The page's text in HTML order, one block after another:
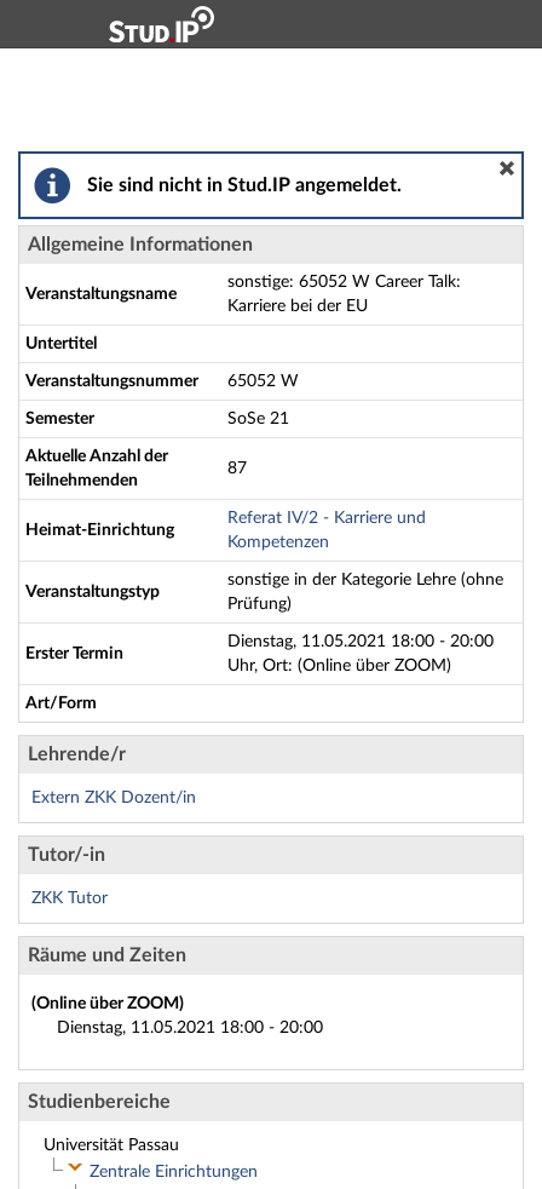
Hauptnavigation
sonstige: 65052 W Career Talk: Karriere bei der EU -
Sie sind nicht in Stud.IP angemeldet.
Allgemeine Informationen
Veranstaltungsname
sonstige: 65052 W Career Talk:
Karriere bei der EU
Untertitel
Veranstaltungsnummer 65052 W
Semester SoSe 21
Aktuelle Anzahl der
Teilnehmenden
87
Heimat-Einrichtung
Referat IV/2 - Karriere und
Kompetenzen
Veranstaltungstyp
sonstige in der Kategorie Lehre (ohne
Prüfung)
Erster Termin
Dienstag, 11.05.2021 18:00 - 20:00
Uhr, Ort: (Online über ZOOM)
Art/Form
Lehrende/r
Extern ZKK Dozent/in
Tutor/-in
ZKK Tutor
Räume und Zeiten
(Online über ZOOM)
Dienstag, 11.05.2021 18:00 - 20:00
Studienbereiche
Universität Passau
Zentrale Einrichtungen